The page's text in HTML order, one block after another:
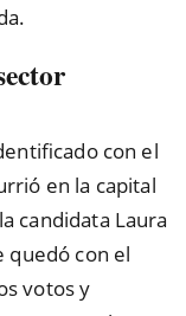
con el
en la capital
candidata Laura
quedó con el
votos y